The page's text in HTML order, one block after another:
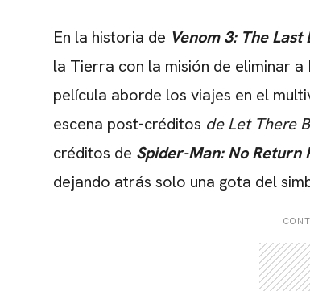
En la historia de Venom 3: The Last
la Tierra con la misión de eliminar
película aborde los viajes en el
escena post-créditos de Let There
créditos de Spider-Man: No Return
dejando atrás solo una gota del